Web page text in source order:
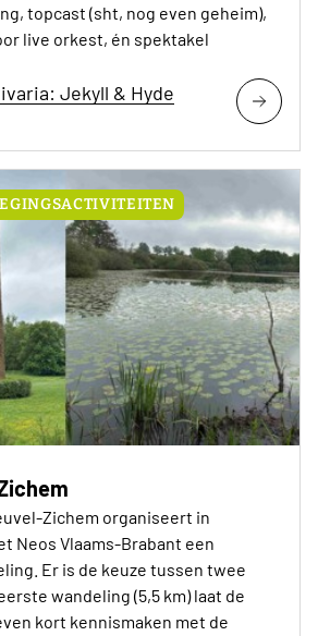
topcast (sht, nog even geheim),
live orkest, én spektakel
Jekyll & Hyde
Zichem organiseert in
Neos Vlaams-Brabant een
Er is de keuze tussen twee
wandeling (5,5 km) laat de
kort kennismaken met de